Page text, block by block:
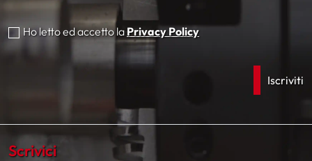
Ho letto ed accetto la Privacy Policy
Scrivici